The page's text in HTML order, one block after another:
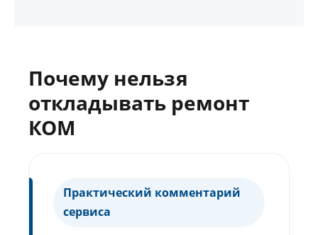
Почему нельзя
откладывать ремонт
КОМ
Практический комментарий
сервиса